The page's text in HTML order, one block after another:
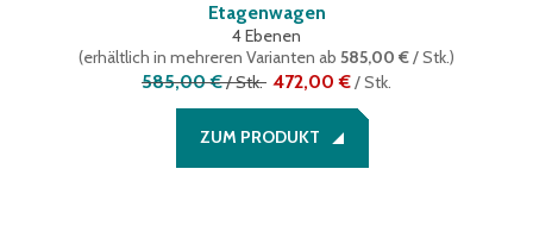
Etagenwagen
4 Ebenen
(erhältlich in mehreren Varianten ab 585,00 €/ Stk.)
585,00 €/Stk. 472,00 €/Stk.
ZUM PRODUKT